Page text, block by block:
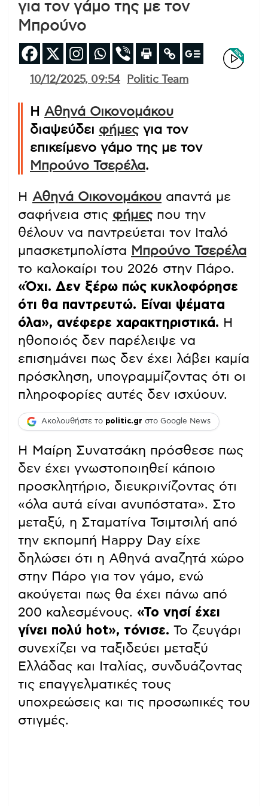
για τον γάμο της με τον
Μπρούνο
10/12/2025, 09:54 Politic Team
Η Αθηνά Οικονομάκου
διαψεύδει φήμεςγια τον
επικείμενο γάμο της με τον
Μπρούνο Τσερέλα.
Η Αθηνά Οικονομάκου απαντά με
σαφήνεια στις φήμεςπου την
θέλουν να παντρεύεται τον Ιταλό
μπασκετμπολίστα Μπρούνο Τσερέλα
το καλοκαίρι του 2026 στην Πάρο.
«Όχι. Δεν ξέρω πώς κυκλοφόρησε
ότι θα παντρευτώ. Είναι ψέματα
όλα», ανέφερε χαρακτηριστικά. Η
ηθοποιός δεν παρέλειψε να
επισημάνει πως δεν έχει λάβει καμία
πρόσκληση, υπογραμμίζοντας ότι οι
πληροφορίες αυτές δεν ισχύουν.
Ακολουθήστε το politic.gr στο Google News
Η Μαίρη Συνατσάκη πρόσθεσε πως
δεν έχει γνωστοποιηθεί κάποιο
προσκλητήριο, διευκρινίζοντας ότι
«όλα αυτά είναι ανυπόστατα». Στο
μεταξύ, η Σταματίνα Τσιμτσιλή από
την εκπομπή Happy Day είχε
δηλώσει ότι η Αθηνά αναζητά χώρο
στην Πάρο για τον γάμο, ενώ
ακούγεται πως θα έχει πάνω από
200 καλεσμένους. «Το νησί έχει
γίνει πολύ hot», τόνισε. Το ζευγάρι
συνεχίζει να ταξιδεύει μεταξύ
Ελλάδας και Ιταλίας, συνδυάζοντας
τις επαγγελματικές τους
υποχρεώσεις και τις προσωπικές του
στιγμές.